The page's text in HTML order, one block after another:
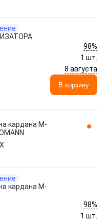
98%
1 шт.
8 августа
В корзину
кардана M-
кардана M-
98%
1 шт.